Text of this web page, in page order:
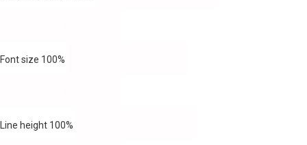
Font size 100%
Line height 100%